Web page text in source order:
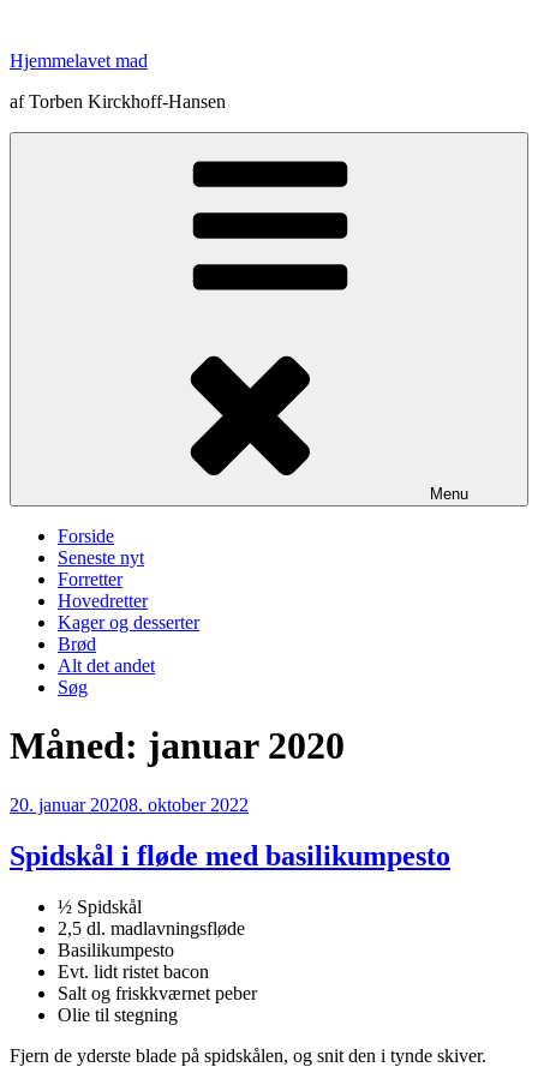
indhold
Hjemmelavet mad
af Torben Kirckhoff-Hansen
Menu
Forside
Seneste nyt
Forretter
Hovedretter
Kager og desserter
Brød
Alt det andet
Søg
Måned: januar 2020
Udgivet
20. januar 20208. oktober 2022
Spidskål i fløde med basilikumpesto
½ Spidskål
2,5 dl. madlavningsfløde
Basilikumpesto
Evt. lidt ristet bacon
Salt og friskkværnet peber
Olie til stegning
Fjern de yderste blade på spidskålen, og snit den i tynde skiver.